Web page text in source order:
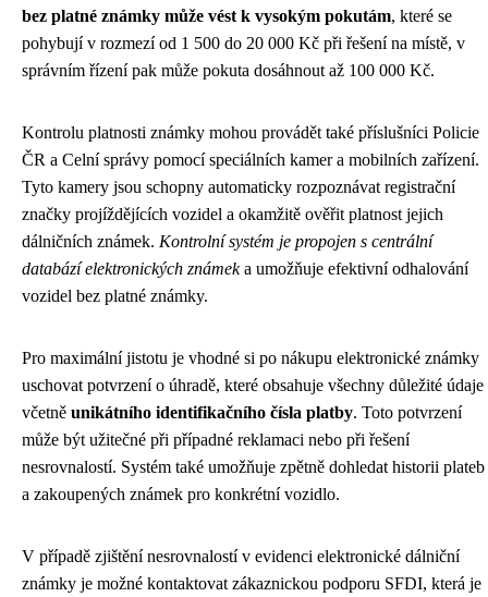
bez platné známky může vést k vysokým pokutám, které se
pohybují v rozmezí od 1 500 do 20 000 Kč při řešení na místě, v
správním řízení pak může pokuta dosáhnout až 100 000 Kč.
Kontrolu platnosti známky mohou provádět také příslušníci Policie
ČR a Celní správy pomocí speciálních kamer a mobilních zařízení.
Tyto kamery jsou schopny automaticky rozpoznávat registrační
značky projíždějících vozidel a okamžitě ověřit platnost jejich
dálničních známek. Kontrolní systém je propojen s centrální
databází elektronických známeka umožňuje efektivní odhalování
vozidel bez platné známky.
Pro maximální jistotu je vhodné si po nákupu elektronické známky
uschovat potvrzení o úhradě, které obsahuje všechny důležité údaje
včetně unikátního identifikačního čísla platby. Toto potvrzení
může být užitečné při případné reklamaci nebo při řešení
nesrovnalostí. Systém také umožňuje zpětně dohledat historii plateb
a zakoupených známek pro konkrétní vozidlo.
V případě zjištění nesrovnalostí v evidenci elektronické dálniční
známky je možné kontaktovat zákaznickou podporu SFDI, která je